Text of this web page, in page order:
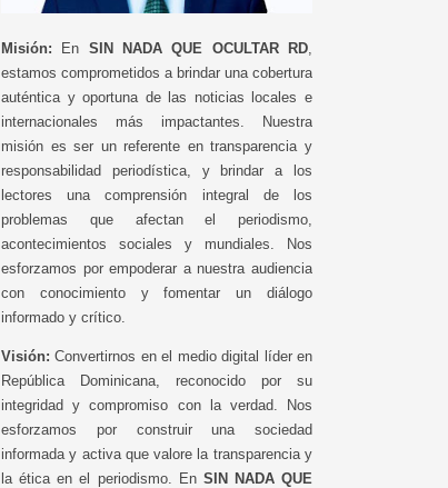
Misión: En SIN NADA QUE OCULTAR RD
estamos comprometidos a brindar una cobertura
auténtica y oportuna de las noticias locales e
internacionales más impactantes. Nuestra
misión es ser un referente en transparencia y
responsabilidad periodística, y brindar a los
lectores una comprensión integral de los
problemas que afectan el periodismo,
acontecimientos sociales y mundiales. Nos
esforzamos por empoderar a nuestra audiencia
con conocimiento y fomentar un diálogo
informado y crítico.
Visión: Convertirnos en el medio digital líder en
República Dominicana, reconocido por su
integridad y compromiso con la verdad. Nos
esforzamos por construir una sociedad
informada y activa que valore la transparencia y
la ética en el periodismo. En SIN NADA QUE